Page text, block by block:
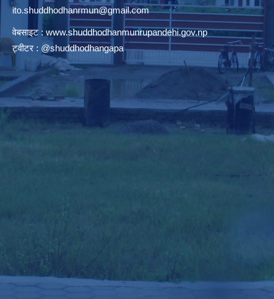
ito.shuddhodhanrmun@gmail.com
वेबसाइट : www.shuddhodhanmunrupandehi.gov.np
ट्वीटर : @shuddhodhangapa